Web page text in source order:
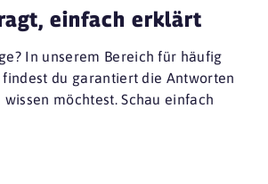
einfach erklärt
In unserem Bereich für häufig
du garantiert die Antworten
möchtest. Schau einfach